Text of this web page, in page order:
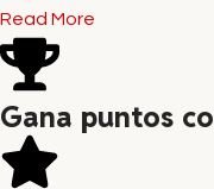
Read More
Gana puntos